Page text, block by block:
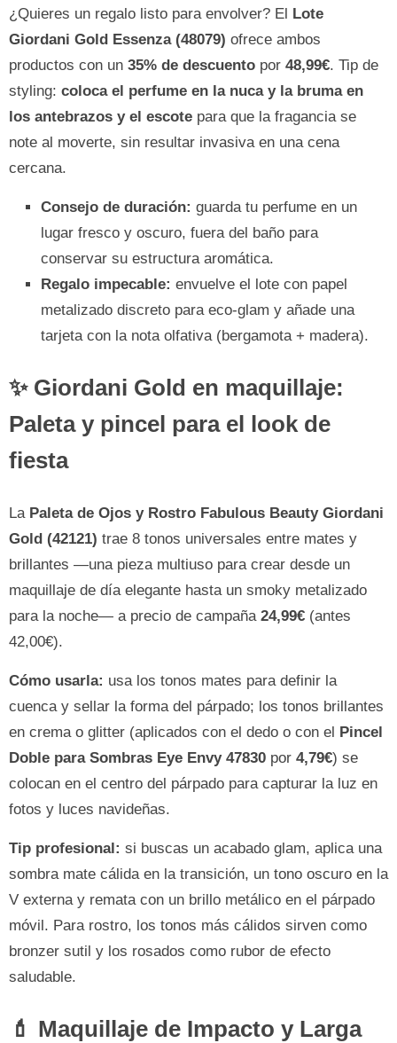
¿Quieres un regalo listo para envolver? El Lote
Giordani Gold Essenza (48079) ofrece ambos
productos con un 35% de descuento por 48,99€. Tip de
styling: coloca el perfume en la nuca y la bruma en
los antebrazos y el escote para que la fragancia se
note al moverte, sin resultar invasiva en una cena
cercana.
Consejo de duración: guarda tu perfume en un
lugar fresco y oscuro, fuera del baño para
conservar su estructura aromática.
Regalo impecable: envuelve el lote con papel
metalizado discreto para eco-glam y añade una
tarjeta con la nota olfativa (bergamota + madera).
✨ Giordani Gold en maquillaje:
Paleta y pincel para el look de
fiesta
La Paleta de Ojos y Rostro Fabulous Beauty Giordani
Gold (42121) trae 8 tonos universales entre mates y
brillantes —una pieza multiuso para crear desde un
maquillaje de día elegante hasta un smoky metalizado
para la noche— a precio de campaña 24,99€ (antes
42,00€).
Cómo usarla: usa los tonos mates para definir la
cuenca y sellar la forma del párpado; los tonos brillantes
en crema o glitter (aplicados con el dedo o con el Pincel
Doble para Sombras Eye Envy 47830 por 4,79€) se
colocan en el centro del párpado para capturar la luz en
fotos y luces navideñas.
Tip profesional: si buscas un acabado glam, aplica una
sombra mate cálida en la transición, un tono oscuro en la
V externa y remata con un brillo metálico en el párpado
móvil. Para rostro, los tonos más cálidos sirven como
bronzer sutil y los rosados como rubor de efecto
saludable.
💄 Maquillaje de Impacto y Larga